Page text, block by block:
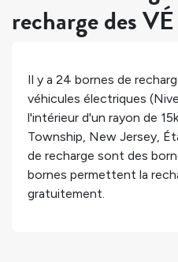
recharge des VÉ
Il y a 24 bornes de
véhicules électriques
l'intérieur d'un rayon de
Township, New Jersey,
de recharge sont des
bornes permettent la
gratuitement.